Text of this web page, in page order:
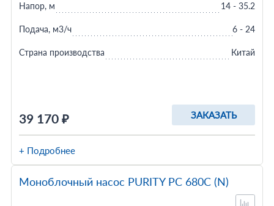
39 170 ₽ ЗАКАЗАТЬ
Напор, м 14 - 35.2
Подача, м3/ч 6 - 24
Страна производства Китай
+ Подробнее
Моноблочный насос PURITY PC 680C (N)